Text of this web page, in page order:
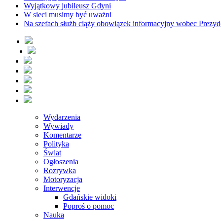
Wyjątkowy jubileusz Gdyni
W sieci musimy być uważni
Na szefach służb ciąży obowiązek informacyjny wobec
Wydarzenia
Wywiady
Komentarze
Polityka
Świat
Ogłoszenia
Rozrywka
Motoryzacja
Interwencje
Gdańskie widoki
Poproś o pomoc
Nauka